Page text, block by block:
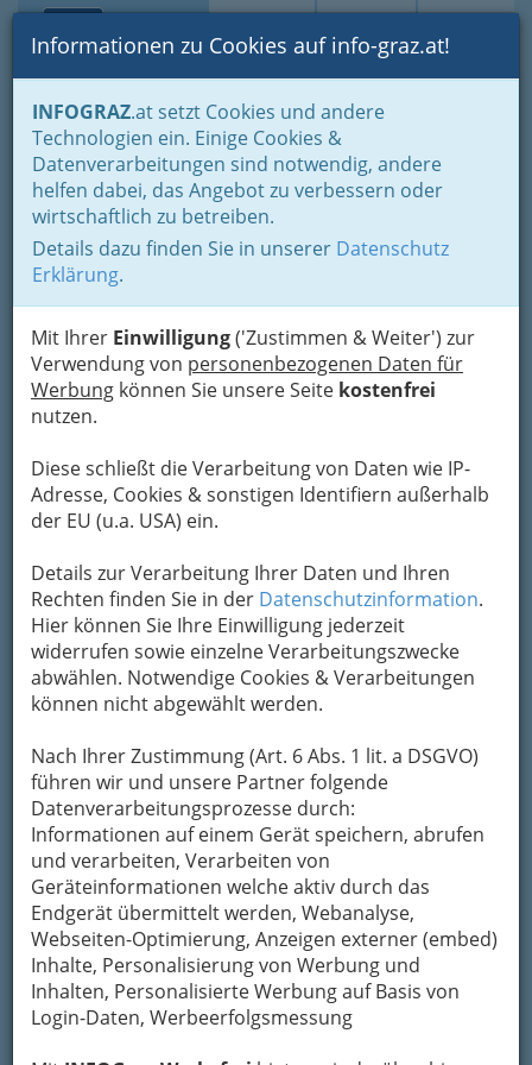
Suche Login Toggle
Informationen zu Cookies auf info-graz.at!
INFOGRAZ.at setzt Cookies und andere
Technologien ein. Einige Cookies &
Datenverarbeitungen sind notwendig, andere
helfen dabei, das Angebot zu verbessern oder
wirtschaftlich zu betreiben.
Details dazu finden Sie in unserer Datenschutz
Erklärung.
Mit Ihrer Einwilligung('Zustimmen & Weiter') zur
Verwendung von personenbezogenen Daten für
Werbung können Sie unsere Seite kostenfrei
nutzen.
Diese schließt die Verarbeitung von Daten wie IP-
Adresse, Cookies & sonstigen Identifiern außerhalb
der EU (u.a. USA) ein.
Details zur Verarbeitung Ihrer Daten und Ihren
Rechten finden Sie in der Datenschutzinformation.
Hier können Sie Ihre Einwilligung jederzeit
widerrufen sowie einzelne Verarbeitungszwecke
abwählen. Notwendige Cookies & Verarbeitungen
können nicht abgewählt werden.
Nach Ihrer Zustimmung (Art. 6 Abs. 1 lit. a DSGVO)
führen wir und unsere Partner folgende
Datenverarbeitungsprozesse durch:
Informationen auf einem Gerät speichern, abrufen
und verarbeiten, Verarbeiten von
Geräteinformationen welche aktiv durch das
Endgerät übermittelt werden, Webanalyse,
Webseiten-Optimierung, Anzeigen externer (embed)
Inhalte, Personalisierung von Werbung und
Inhalten, Personalisierte Werbung auf Basis von
Login-Daten, Werbeerfolgsmessung
Home Lifestyle
Buy local - Kauf in Graz
NACE statistische Systematik der Wirtschaftszweige in der
Europäischen Gemeinschaft
NACE statistische
Systematik der
Wirtschaftszweige in der
Europäischen Gemeinschaft
Warum NACE?
Statistische Systematik der
Europäischen Gemeinschaft, Rev.
2
Abkürzung:NACE Rev. 2
Ursprüngliche Autorität:
Kommission der Europäischen
Gemeinschaften (Statistisches
Amt/Eurostat)
Gesetzliche Grundlagen: